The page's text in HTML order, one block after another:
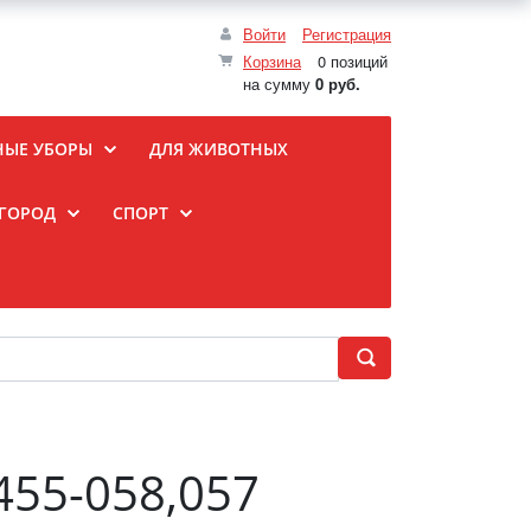
Войти
Регистрация
Корзина
0 позиций
на сумму 0 руб.
УБОРЫ ДЛЯ ЖИВОТНЫХ
СПОРТ
058,057